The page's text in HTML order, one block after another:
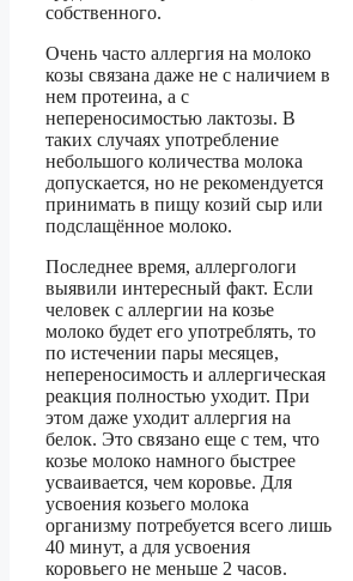
собственного.
Очень часто аллергия на молоко
козы связана даже не с наличием в
нем протеина, а с
непереносимостью лактозы. В
таких случаях употребление
небольшого количества молока
допускается, но не рекомендуется
принимать в пищу козий сыр или
подслащённое молоко.
Последнее время, аллергологи
выявили интересный факт. Если
человек с аллергии на козье
молоко будет его употреблять, то
по истечении пары месяцев,
непереносимость и аллергическая
реакция полностью уходит. При
этом даже уходит аллергия на
белок. Это связано еще с тем, что
козье молоко намного быстрее
усваивается, чем коровье. Для
усвоения козьего молока
организму потребуется всего лишь
40 минут, а для усвоения
коровьего не меньше 2 часов.